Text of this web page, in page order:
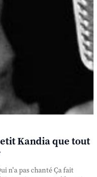
Kandia que tout
n'a pas chanté Ça fait